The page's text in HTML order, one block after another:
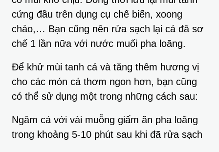
cứng đầu trên dụng cụ chế biến, xoong
chảo,… Bạn cũng nên rửa sạch lại cá đã sơ
chế 1 lần nữa với nước muối pha loãng.
Để khử mùi tanh cá và tăng thêm hương vị
cho các món cá thơm ngon hơn, bạn cũng
có thể sử dụng một trong những cách sau:
Ngâm cá với vài muỗng giấm ăn pha loãng
trong khoảng 5-10 phút sau khi đã rửa sạch